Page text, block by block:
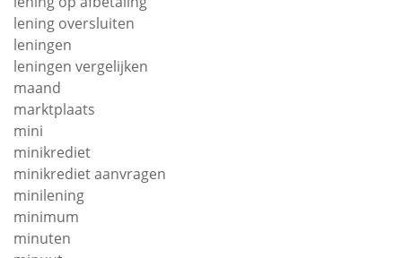
lening oversluiten
leningen
leningen vergelijken
maand
marktplaats
mini
minikrediet
minikrediet aanvragen
minilening
minimum
minuten